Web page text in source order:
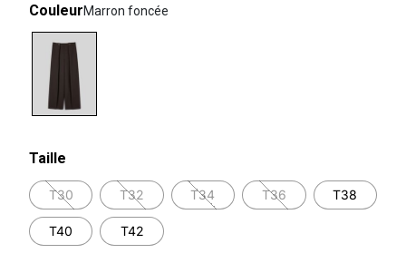
CouleurMarron foncée
Taille
T30 T32 T34 T36 T38
T40 T42